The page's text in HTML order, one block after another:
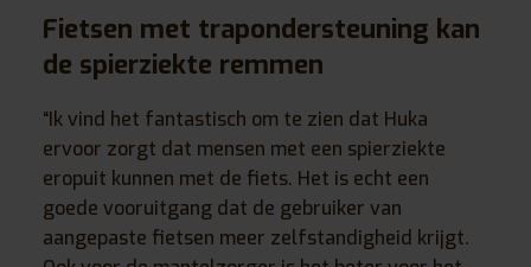
Fietsen met trapondersteuning kan
de spierziekte remmen
“Ik vind het fantastisch om te zien dat Huka
ervoor zorgt dat mensen met een spierziekte
eropuit kunnen met de fiets. Het is echt een
goede vooruitgang dat de gebruiker van
aangepaste fietsen meer zelfstandigheid krijgt.